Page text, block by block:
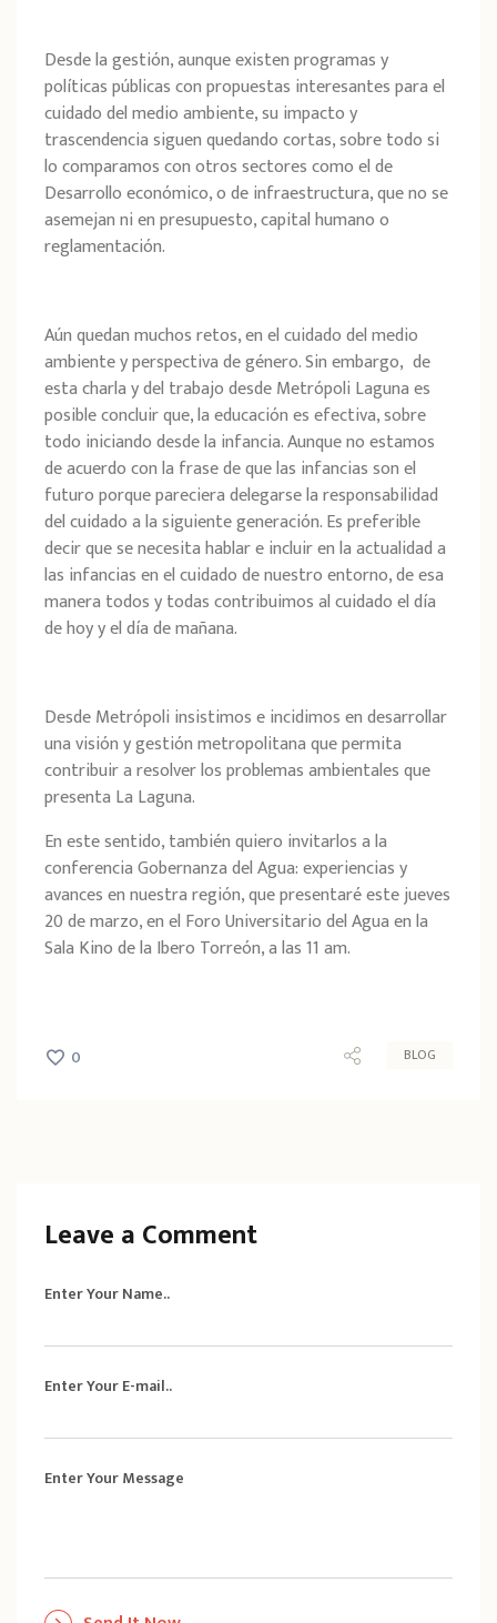
Desde la gestión, aunque existen programas y
políticas públicas con propuestas interesantes para el
cuidado del medio ambiente, su impacto y
trascendencia siguen quedando cortas, sobre todo si
lo comparamos con otros sectores como el de
Desarrollo económico, o de infraestructura, que no se
asemejan ni en presupuesto, capital humano o
reglamentación.
Aún quedan muchos retos, en el cuidado del medio
ambiente y perspectiva de género. Sin embargo, de
esta charla y del trabajo desde Metrópoli Laguna es
posible concluir que,la educación es efectiva, sobre
todo iniciando desde la infancia. Aunque no estamos
de acuerdo con la frase de que las infancias son el
futuro porque pareciera delegarse la responsabilidad
del cuidado a la siguiente generación. Es preferible
decir que se necesita hablar e incluir en la actualidad a
las infancias en el cuidado de nuestro entorno, de esa
manera todos y todas contribuimos al cuidado el día
de hoy y el día de mañana.
Desde Metrópoli insistimos e incidimos en desarrollar
una visión y gestión metropolitana que permita
contribuir a resolver los problemas ambientales que
presenta La Laguna.
En este sentido, también quiero invitarlosa la
conferencia Gobernanza del Agua: experiencias y
avances en nuestra región, que presentaré este jueves
20 de marzo, en el Foro Universitario del Agua en la
Sala Kino de la Ibero Torreón, a las 11 am.
0 BLOG
Leave a Comment
Enter Your Name..
Enter Your E-mail..
Enter Your Message